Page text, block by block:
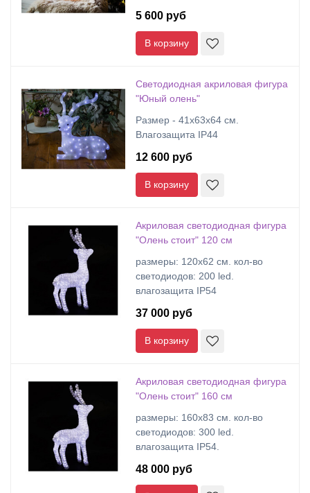
5 600 руб
В корзину
Светодиодная акриловая фигура
"Юный олень"
Размер - 41x63x64 см.
Влагозащита IP44
12 600 руб
В корзину
Акриловая светодиодная фигура
"Олень стоит" 120 см
размеры: 120х62 cм. кол-во
светодиодов: 200 led.
влагозащита IP54
37 000 руб
В корзину
Акриловая светодиодная фигура
"Олень стоит" 160 см
размеры: 160х83 cм. кол-во
светодиодов: 300 led.
влагозащита IP54.
48 000 руб